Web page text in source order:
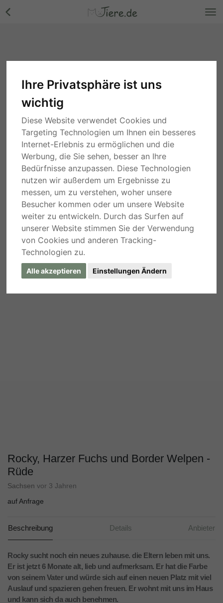
Ihre Privatsphäre ist uns
wichtig
Diese Website verwendet Cookies und
Targeting Technologien um Ihnen ein besseres
Internet-Erlebnis zu ermöglichen und die
Werbung, die Sie sehen, besser an Ihre
Bedürfnisse anzupassen. Diese Technologien
nutzen wir außerdem um Ergebnisse zu
messen, um zu verstehen, woher unsere
Besucher kommen oder um unsere Website
weiter zu entwickeln. Durch das Surfen auf
unserer Website stimmen Sie der Verwendung
von Cookies und anderen Tracking-
Technologien zu.
Alle akzeptieren Einstellungen Ändern
Rocky, Harzer Fuchs und Border Welpen -
Rüde
Sachsen vor 3 Jahren
auf Anfrage
Beschreibung Details Anbieter
Rocky sucht noch ein neues zuhause. die Eltern leben mit uns.
Er ist jetzt 6 Monate alt, lieb und aufmerksam. Er hat die Farbe
von seinem Vater und würde sich auf einen neuen Platz mit viel
Auslauf und spazieren gehen freuen. Er wohnt mit uns im Haus
und kann sich da auch benehmen.